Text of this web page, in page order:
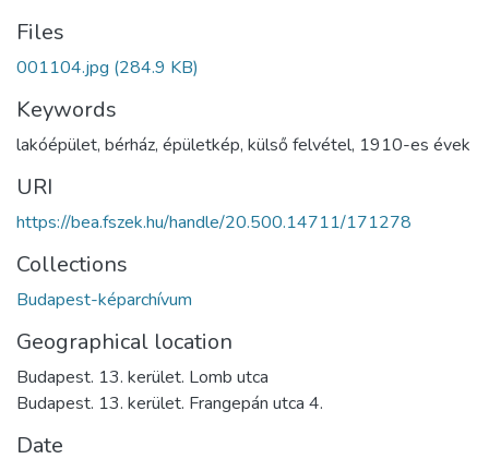
Files
001104.jpg (284.9 KB)
Keywords
lakóépület, bérház, épületkép, külső felvétel, 1910-es évek
URI
https://bea.fszek.hu/handle/20.500.14711/171278
Collections
Budapest-képarchívum
Geographical location
Budapest. 13. kerület. Lomb utca
Budapest. 13. kerület. Frangepán utca 4.
Date